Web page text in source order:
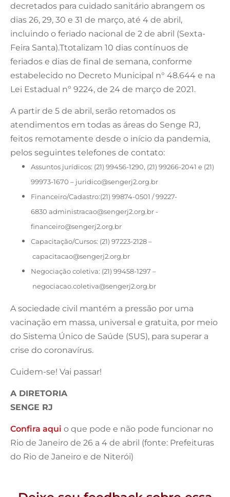
decretados para cuidado sanitário abrangem os
dias 26, 29, 30 e 31 de março, até 4 de abril,
incluindo o feriado nacional de 2 de abril (Sexta-
Feira Santa).Ttotalizam 10 dias contínuos de
feriados e dias de final de semana, conforme
estabelecido no Decreto Municipal n° 48.644 e na
Lei Estadual nº 9224, de 24 de março de 2021.
A partir de 5 de abril, serão retomados os
atendimentos em todas as áreas do Senge RJ,
feitos remotamente desde o início da pandemia,
pelos seguintes telefones de contato:
Assuntos jurídicos: (21) 99456-1290, (21) 99266-2041 e (21)
99973-1670 – juridico@sengerj2.org.br
Financeiro/Cadastro:(21) 99874-0501 / 99227-
6830 administracao@sengerj2.org.br -
financeiro@sengerj2.org.br
Capacitação/Cursos: (21) 97223-2128 –
capacitacao@sengerj2.org.br
Negociação coletiva: (21) 99458-1297 –
negociacao.coletiva@sengerj2.org.br
A sociedade civil mantém a pressão por uma
vacinação em massa, universal e gratuita, por meio
do Sistema Único de Saúde (SUS), para superar a
crise do coronavírus.
Cuidem-se! Vai passar!
A DIRETORIA
SENGE RJ
Confira aqui o que pode e não pode funcionar no
Rio de Janeiro de 26 a 4 de abril (fonte: Prefeituras
do Rio de Janeiro e de Niterói)